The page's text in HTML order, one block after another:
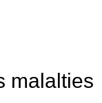
malalties